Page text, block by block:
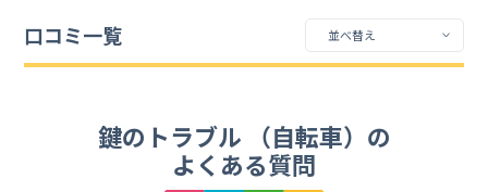
口コミ一覧
鍵のトラブル （自転車）の
よくある質問